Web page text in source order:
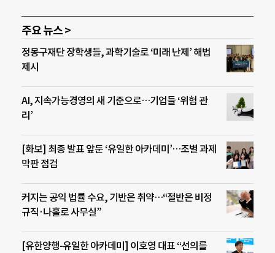
주요 뉴스 >
정몽구재단 장학생들, 과학기술로 ‘미래 난제’ 해법
제시
AI, 지속가능경영의 새 기준으로…기업들 ‘위험 관
리’
[화보] 최종 발표 앞둔 ‘유일한 아카데미’…조별 과제
막판 점검
커지는 공익 법률 수요, 기반은 취약…“절반은 비정
규직·나홀로 사무실”
[유한양행-유일한 아카데미] 이호영 대표 “선의를